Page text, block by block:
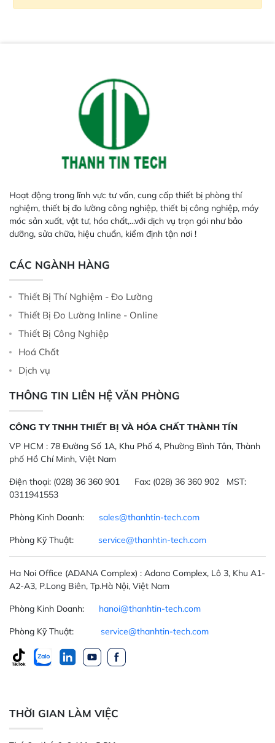
Hoạt động trong lĩnh vực tư vấn, cung cấp thiết bị phòng thí
nghiệm, thiết bị đo lường công nghiệp, thiết bị công nghiệp, máy
móc sản xuất, vật tư, hóa chất,...với dịch vụ trọn gói như bảo
dưỡng, sửa chữa, hiệu chuẩn, kiểm định tận nơi !
CÁC NGÀNH HÀNG
Thiết Bị Thí Nghiệm - Đo Lường
Thiết Bị Đo Lường Inline - Online
Thiết Bị Công Nghiệp
Hoá Chất
Dịch vụ
THÔNG TIN LIÊN HỆ VĂN PHÒNG
CÔNG TY TNHH THIẾT BỊ VÀ HÓA CHẤT THÀNH TÍN
VP HCM : 78 Đường Số 1A, Khu Phố 4, Phường Bình Tân, Thành
phố Hồ Chí Minh, Việt Nam
Điện thoại: (028) 36 360 901 Fax: (028) 36 360 902 MST:
0311941553
Phòng Kinh Doanh: sales@thanhtin-tech.com
Phòng Kỹ Thuật: service@thanhtin-tech.com
Ha Noi Office (ADANA Complex) : Adana Complex, Lô 3, Khu A1-
A2-A3, P.Long Biên, Tp.Hà Nội, Việt Nam
Phòng Kinh Doanh: hanoi@thanhtin-tech.com
Phòng Kỹ Thuật: service@thanhtin-tech.com
THỜI GIAN LÀM VIỆC